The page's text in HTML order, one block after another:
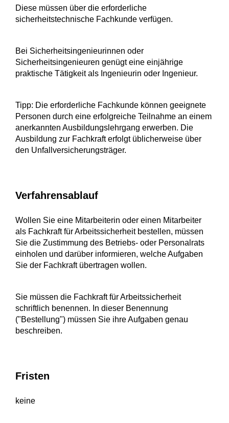
Diese müssen über die erforderliche
sicherheitstechnische Fachkunde verfügen.
Bei Sicherheitsingenieurinnen oder
Sicherheitsingenieuren genügt eine einjährige
praktische Tätigkeit als Ingenieurin oder Ingenieur.
Tipp: Die erforderliche Fachkunde können geeignete
Personen durch eine erfolgreiche Teilnahme an einem
anerkannten Ausbildungs lehrgang erwerben. Die
Ausbildung zur Fachkraft erfolgt üblicherweise über
den Unfallversicherungsträger.
Verfahrensablauf
Wollen Sie eine Mitarbeiterin oder einen Mitarbeiter
als Fachkraft für Arbeitssicherheit bestellen, müssen
Sie die Zustimmung des Betriebs- oder Personalrats
einholen und darüber informieren, welche Aufgaben
Sie der Fachkraft übertragen wollen.
Sie müssen die Fachkraft für Arbeitssicherheit
schriftlich benennen. In dieser Benennung
("Bestellung") müssen Sie ihre Aufgaben genau
beschreiben.
Fristen
keine